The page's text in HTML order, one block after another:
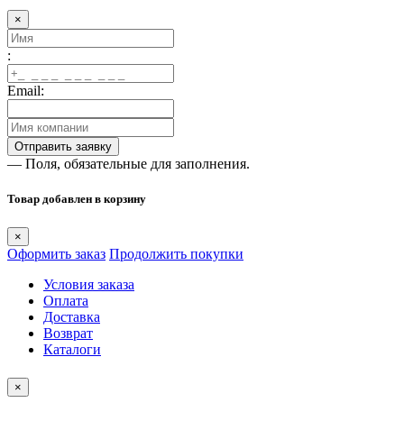
×
:
Email:
— Поля, обязательные для заполнения.
Товар добавлен в корзину
×
Оформить заказ Продолжить покупки
Условия заказа
Оплата
Доставка
Возврат
Каталоги
×